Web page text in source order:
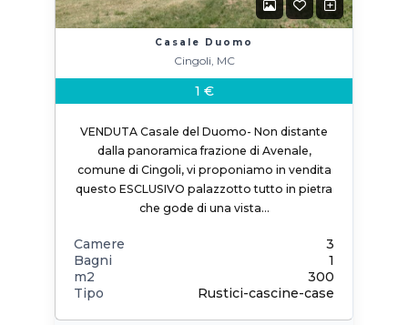
Casale Duomo
Cingoli, MC
1 €
VENDUTA Casale del Duomo- Non distante
dalla panoramica frazione di Avenale,
comune di Cingoli, vi proponiamo in vendita
questo ESCLUSIVO palazzotto tutto in pietra
che gode di una vista…
Camere
3
Bagni
1
m2
300
Tipo
Rustici-cascine-case